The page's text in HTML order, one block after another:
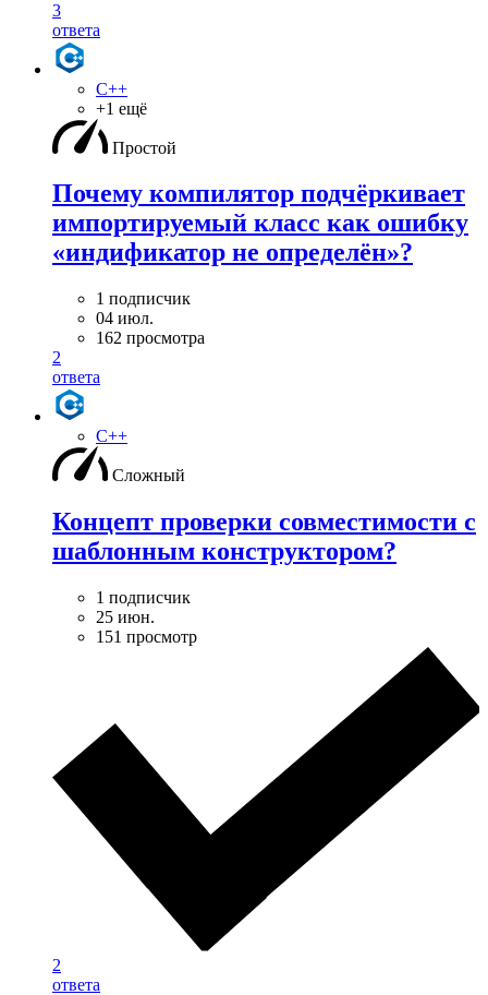
3
ответа
C++
+1 ещё
Простой
Почему компилятор подчёркивает
импортируемый класс как ошибку
«индификатор не определён»?
1 подписчик
04 июл.
162 просмотра
2
ответа
C++
Сложный
Концепт проверки совместимости с
шаблонным конструктором?
1 подписчик
25 июн.
151 просмотр
2
ответа